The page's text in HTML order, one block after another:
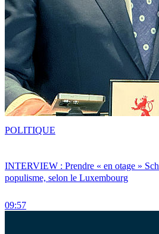
INTERVIEW : Prendre « en otage »
populisme, selon le Luxembourg
09:57
POLITIQUE